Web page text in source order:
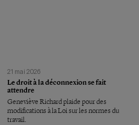
21 mai 2026
Le droit à la déconnexion se fait
attendre
Geneviève Richard plaide pour des
modifications à la Loi sur les normes du
travail.